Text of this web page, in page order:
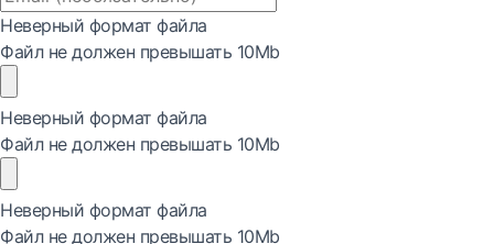
Неверный формат файла
Файл не должен превышать 10Mb
Неверный формат файла
Файл не должен превышать 10Mb
Неверный формат файла
Файл не должен превышать 10Mb